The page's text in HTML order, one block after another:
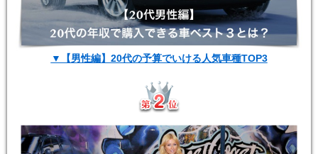
▼【男性編】20代の予算でいける人気車種TOP3